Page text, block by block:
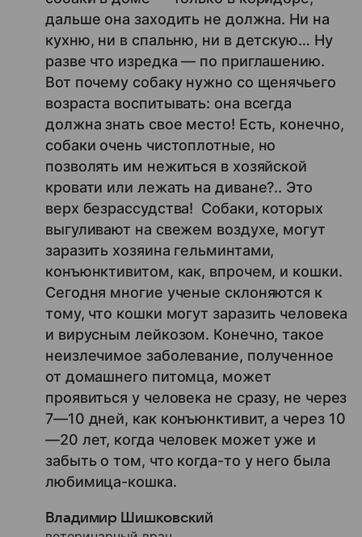
дальше она заходить не должна. Ни на
кухню, ни в спальню, ни в детскую… Ну
разве что изредка — по приглашению.
Вот почему собаку нужно со щенячьего
возраста воспитывать: она всегда
должна знать свое место! Есть, конечно,
собаки очень чистоплотные, но
позволять им нежиться в хозяйской
кровати или лежать на диване?.. Это
верх безрассудства! Собаки, которых
выгуливают на свежем воздухе, могут
заразить хозяина гельминтами,
конъюнктивитом, как, впрочем, и кошки.
Сегодня многие ученые склоняются к
тому, что кошки могут заразить человека
и вирусным лейкозом. Конечно, такое
неизлечимое заболевание, полученное
от домашнего питомца, может
проявиться у человека не сразу, не через
7—10 дней, как конъюнктивит, а через 10
—20 лет, когда человек может уже и
забыть о том, что когда-то у него была
любимица-кошка.
Владимир Шишковский